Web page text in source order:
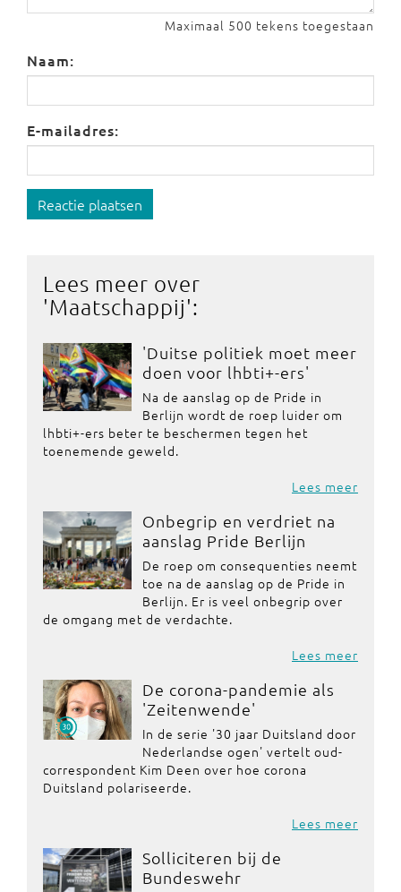
Maximaal 500 tekens toegestaan
Naam:
E-mailadres:
Reactie plaatsen
Lees meer over
'Maatschappij':
'Duitse politiek moet meer
doen voor lhbti+-ers'
Na de aanslag op de Pride in
Berlijn wordt de roep luider om
lhbti+-ers beter te beschermen tegen het
toenemende geweld.
Lees meer
Onbegrip en verdriet na
aanslag Pride Berlijn
De roep om consequenties neemt
toe na de aanslag op de Pride in
Berlijn. Er is veel onbegrip over
de omgang met de verdachte.
Lees meer
De corona-pandemie als
'Zeitenwende'
In de serie '30 jaar Duitsland door
Nederlandse ogen' vertelt oud-
correspondent Kim Deen over hoe corona
Duitsland polariseerde.
Lees meer
Solliciteren bij de
Bundeswehr